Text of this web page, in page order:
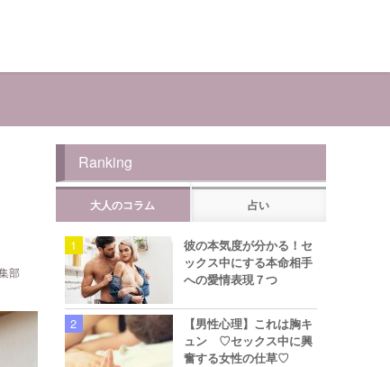
部
Ranking
大人のコラム 占い
彼の本気度が分かる！セ
ックス中にする本命相手
への愛情表現７つ
【男性心理】これは胸キ
ュン ♡セックス中に興
奮する女性の仕草♡